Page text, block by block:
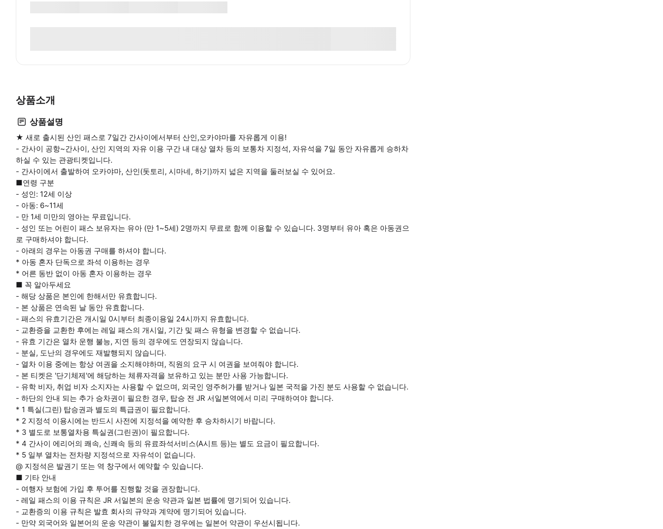
상품소개
상품설명
★ 새로 출시된 산인 패스로 7일간 간사이에서부터 산인,오카야마를 자유롭게 이용!
- 간사이 공항~간사이, 산인 지역의 자유 이용 구간 내 대상 열차 등의 보통차 지정석, 자유석을 7일 동안 자유롭게 승하차
하실 수 있는 관광티켓입니다.
- 간사이에서 출발하여 오카야마, 산인(돗토리, 시마네, 하기)까지 넓은 지역을 둘러보실 수 있어요.
■연령 구분
- 성인: 12세 이상
- 아동: 6~11세
- 만 1세 미만의 영아는 무료입니다.
- 성인 또는 어린이 패스 보유자는 유아 (만 1~5세) 2명까지 무료로 함께 이용할 수 있습니다. 3명부터 유아 혹은 아동권으
로 구매하셔야 합니다.
- 아래의 경우는 아동권 구매를 하셔야 합니다.
* 아동 혼자 단독으로 좌석 이용하는 경우
* 어른 동반 없이 아동 혼자 이용하는 경우
■ 꼭 알아두세요
- 해당 상품은 본인에 한해서만 유효합니다.
- 본 상품은 연속된 날 동안 유효합니다.
- 패스의 유효기간은 개시일 0시부터 최종이용일 24시까지 유효합니다.
- 교환증을 교환한 후에는 레일 패스의 개시일, 기간 및 패스 유형을 변경할 수 없습니다.
- 유효 기간은 열차 운행 불능, 지연 등의 경우에도 연장되지 않습니다.
- 분실, 도난의 경우에도 재발행되지 않습니다.
- 열차 이용 중에는 항상 여권을 소지해야하며, 직원의 요구 시 여권을 보여줘야 합니다.
- 본 티켓은 '단기체제'에 해당하는 체류자격을 보유하고 있는 분만 사용 가능합니다.
- 유학 비자, 취업 비자 소지자는 사용할 수 없으며, 외국인 영주허가를 받거나 일본 국적을 가진 분도 사용할 수 없습니다.
- 하단의 안내 되는 추가 승차권이 필요한 경우, 탑승 전 JR 서일본역에서 미리 구매하여야 합니다.
* 1 특실(그린) 탑승권과 별도의 특급권이 필요합니다.
* 2 지정석 이용시에는 반드시 사전에 지정석을 예약한 후 승차하시기 바랍니다.
* 3 별도로 보통열차용 특실권(그린권)이 필요합니다.
* 4 간사이 에리어의 쾌속, 신쾌속 등의 유료좌석서비스(A시트 등)는 별도 요금이 필요합니다.
* 5 일부 열차는 전차량 지정석으로 자유석이 없습니다.
@ 지정석은 발권기 또는 역 창구에서 예약할 수 있습니다.
■ 기타 안내
- 여행자 보험에 가입 후 투어를 진행할 것을 권장합니다.
- 레일 패스의 이용 규칙은 JR 서일본의 운송 약관과 일본 법률에 명기되어 있습니다.
- 교환증의 이용 규칙은 발효 회사의 규약과 계약에 명기되어 있습니다.
- 만약 외국어와 일본어의 운송 약관이 불일치한 경우에는 일본어 약관이 우선시됩니다.